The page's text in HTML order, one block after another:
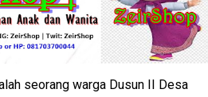
seorang warga Dusun II Desa